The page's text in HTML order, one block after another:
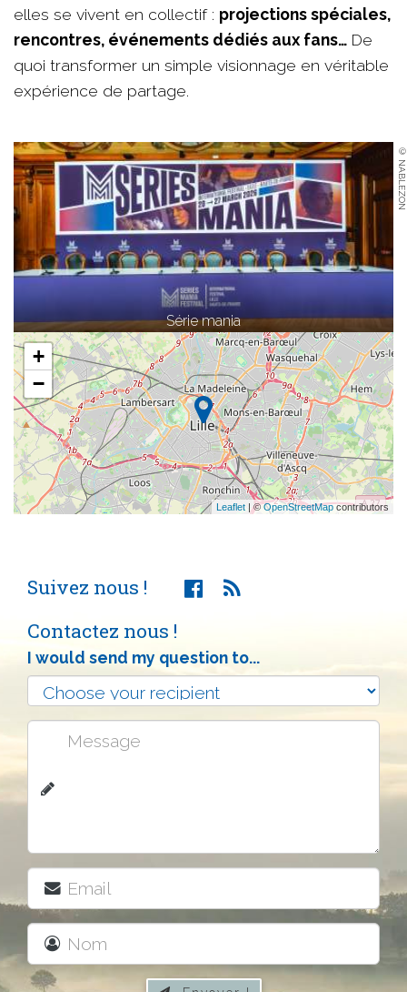
elles se vivent en collectif : projections spéciales,
rencontres, événements dédiés aux fans… De
quoi transformer un simple visionnage en véritable
expérience de partage.
© NABLEZON
Série mania
+
−
Leaflet | ©OpenStreetMapcontributors
Suivez nous !
Contactez nous !
I would send my question to...